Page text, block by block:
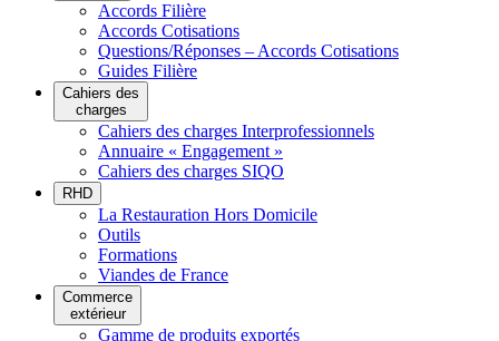
Accords Filière
Accords Cotisations
Questions/Réponses – Accords Cotisations
Guides Filière
Cahiers des
charges
Cahiers des charges Interprofessionnels
Annuaire « Engagement »
Cahiers des charges SIQO
RHD
La Restauration Hors Domicile
Outils
Formations
Viandes de France
Commerce
extérieur
Gamme de produits exportés